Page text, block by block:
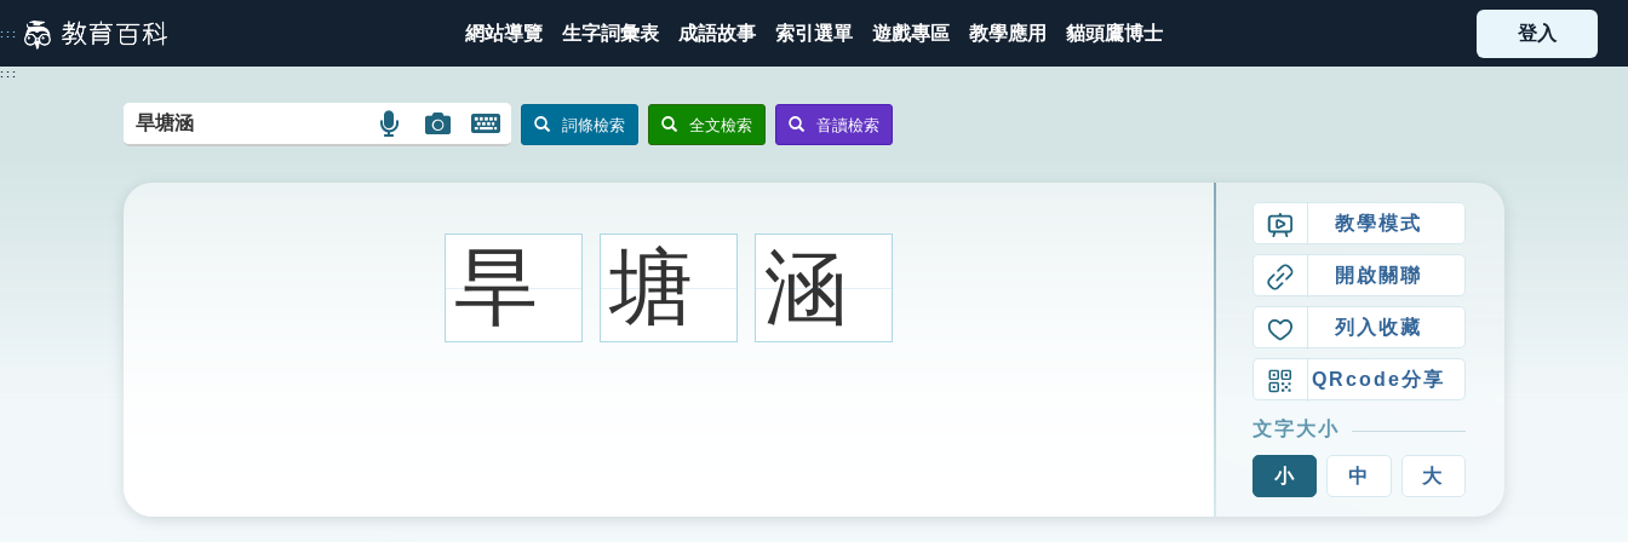
到
主
::: 網站導覽 生字詞彙表 成語故事 索引選單 遊戲專區 教學應用 貓頭鷹博士 登入
:::
語
搜
圖
搜
圖
開
鍵
圖
示
詞條檢索 全文檢索 音讀檢索
旱 塘 涵
教學模式
開啟關聯
列入收藏
QRcode分享
文字大小
小 中 大